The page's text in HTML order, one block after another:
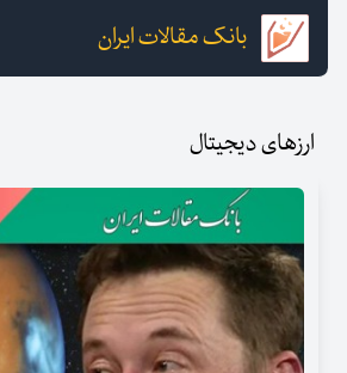
بانک مقالات ایران
ارزهای دیجیتال